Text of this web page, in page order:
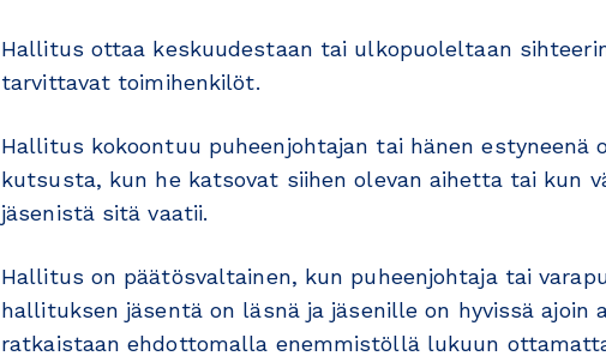
Hallitus ottaa keskuudestaan tai ulkopuoleltaan
tarvittavat toimihenkilöt.
Hallitus kokoontuu puheenjohtajan tai hänen estyneenä
kutsusta, kun he katsovat siihen olevan aihetta tai kun
jäsenistä sitä vaatii.
Hallitus on päätösvaltainen, kun puheenjohtaja tai
hallituksen jäsentä on läsnä ja jäsenille on hyvissä ajoin
ratkaistaan ehdottomalla enemmistöllä lukuun